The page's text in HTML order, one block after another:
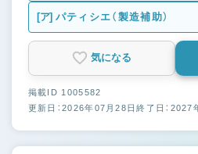
[ア] パティシエ（製造補助）
気になる
掲載ID 1005582
更新日：2026年07月28日終了日：2027